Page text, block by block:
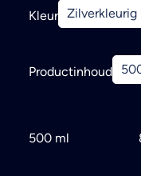
Kleur Zilverkleurig
Productinhoud
500 ml